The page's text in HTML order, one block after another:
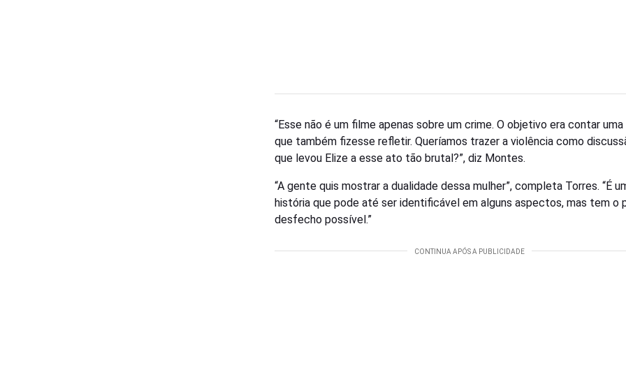
“Esse não é um filme apenas sobre um crime. O objetivo era contar
que também fizesse refletir. Queríamos trazer a violência como
que levou Elize a esse ato tão brutal?”, diz Montes.
“A gente quis mostrar a dualidade dessa mulher”, completa Torres. “É
história que pode até ser identificável em alguns aspectos, mas tem o
desfecho possível.”